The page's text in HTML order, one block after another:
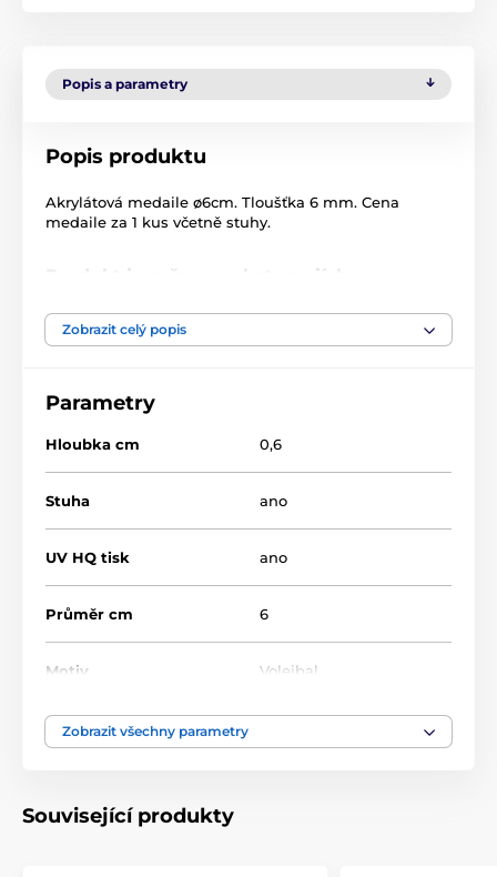
Popis a parametry
Popis produktu
Akrylátová medaile ø6cm. Tloušťka 6 mm. Cena
medaile za 1 kus včetně stuhy.
Produkt je zařazen v kategoriích
Volejbal
Zobrazit celý popis
Parametry
Hloubka cm 0,6
Stuha ano
UV HQ tisk ano
Průměr cm 6
Motiv Volejbal
Typ ocenění
Zobrazit všechny parametry
Související produkty